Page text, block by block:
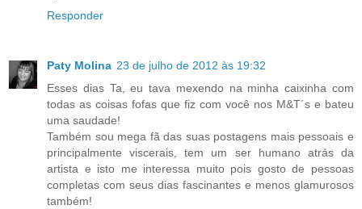
Responder
Paty Molina 23 de julho de 2012 às 19:32
Esses dias Ta, eu tava mexendo na minha caixinha com
todas as coisas fofas que fiz com você nos M&T´s e bateu
uma saudade!
Também sou mega fã das suas postagens mais pessoais e
principalmente viscerais, tem um ser humano atrás da
artista e isto me interessa muito pois gosto de pessoas
completas com seus dias fascinantes e menos glamurosos
também!